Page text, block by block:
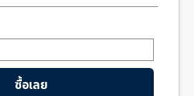
ซื้อเลย